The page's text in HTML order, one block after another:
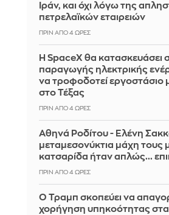
Ιράν, και όχι λόγω της
πετρελαϊκών εταιρειών
ΠΡΙΝ ΑΠΌ 4 ΏΡΕΣ
Η SpaceX θα κατασκευάσει
παραγωγής ηλεκτρικής
να τροφοδοτεί εργοστάσιο
στο Τέξας
ΠΡΙΝ ΑΠΌ 4 ΏΡΕΣ
Αθηνά Ροδίτου - Ελένη
μεταμεσονύκτια μάχη τους
κατσαρίδα ήταν απλώς...
ΠΡΙΝ ΑΠΌ 4 ΏΡΕΣ
Ο Τραμπ σκοπεύει να
χορήγηση υπηκοότητας στα